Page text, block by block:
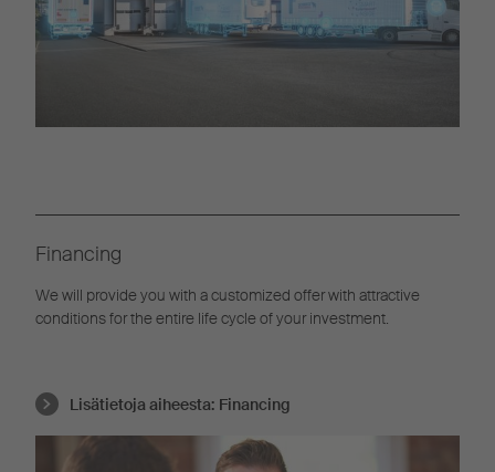
Financing
We will provide you with a customized offer with attractive
conditions for the entire life cycle of your investment.
Lisätietoja aiheesta: Financing